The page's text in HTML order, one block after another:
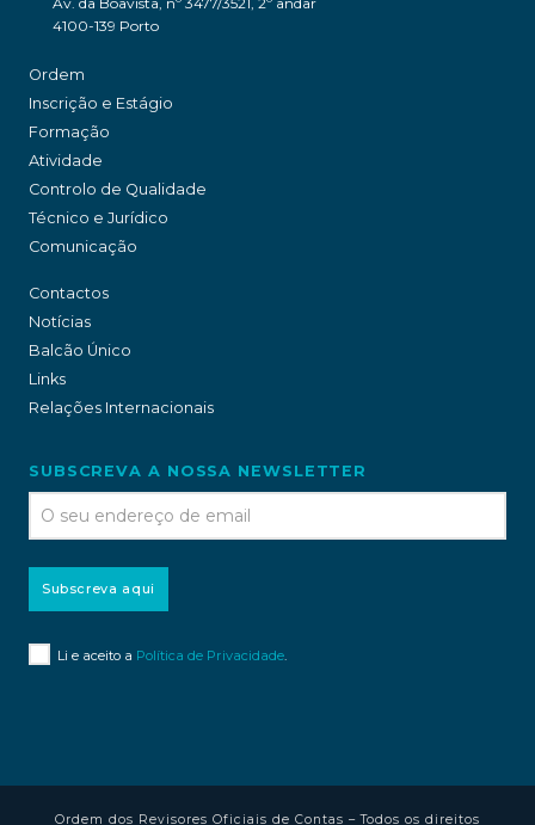
4100-139 Porto
Ordem
Inscrição e Estágio
Formação
Atividade
Controlo de Qualidade
Técnico e Jurídico
Comunicação
Contactos
Notícias
Balcão Único
Links
Relações Internacionais
SUBSCREVA A NOSSA NEWSLETTER
Subscreva aqui
Li e aceito a Política de Privacidade.
Ordem dos Revisores Oficiais de Contas – Todos os direitos